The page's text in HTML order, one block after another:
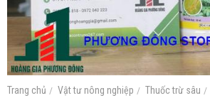
Trang chủ / Vật tư nông nghiệp / Thuốc trừ sâu /